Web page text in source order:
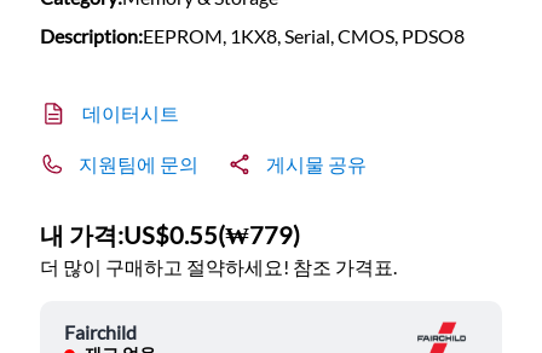
Description:EEPROM, 1KX8, Serial, CMOS, PDSO8
데이터시트
지원팀에 문의 게시물 공유
내 가격:US$0.55(₩779)
더 많이 구매하고 절약하세요! 참조 가격표.
Fairchild